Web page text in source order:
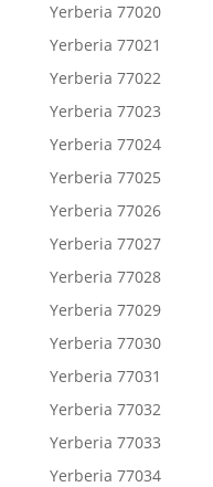
Yerberia 77020
Yerberia 77021
Yerberia 77022
Yerberia 77023
Yerberia 77024
Yerberia 77025
Yerberia 77026
Yerberia 77027
Yerberia 77028
Yerberia 77029
Yerberia 77030
Yerberia 77031
Yerberia 77032
Yerberia 77033
Yerberia 77034